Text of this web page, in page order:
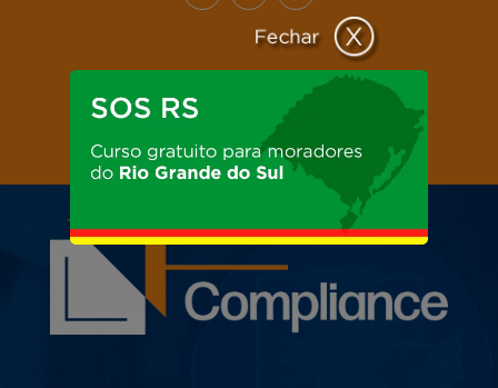
FECHAR
Regulamento Inscreva-se